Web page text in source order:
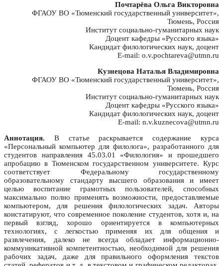
Почтарёва Ольга Викторовна
ФГАОУ ВО «Тюменский государственный университет»,
Тюмень, Россия
Институт социально-гуманитарных наук
Доцент кафедры «Русского языка»
Кандидат филологических наук, доцент
E-mail: o.v.pochtareva@utmn.ru
Кузнецова Наталья Владимировна
ФГАОУ ВО «Тюменский государственный университет»,
Тюмень, Россия
Институт социально-гуманитарных наук
Доцент кафедры «Русского языка»
Кандидат филологических наук, доцент
E-mail: n.v.kuznecova@utmn.ru
Аннотация. В статье раскрывается содержание курса
«Персональный компьютер для филолога», разработанного для
студентов направления 45.03.01 «Филология» и прошедшего
апробацию в Тюменском государственном университете. Курс
соответствует Федеральному государственному
образовательному стандарту высшего образования и имеет
целью воспитание грамотных пользователей, способных
максимально полно применять возможности, предоставляемые
компьютером, для решения филологических задач. Авторы
констатируют, что современное поколение студентов, хотя и, на
первый взгляд, хорошо ориентируется в компьютерных
технологиях, с легкостью применяя их для общения и
развлечения, далеко не всегда обладает информационно-
коммуникативной компетентностью, необходимой для решения
рабочих задач, даже для правильного оформления текстов